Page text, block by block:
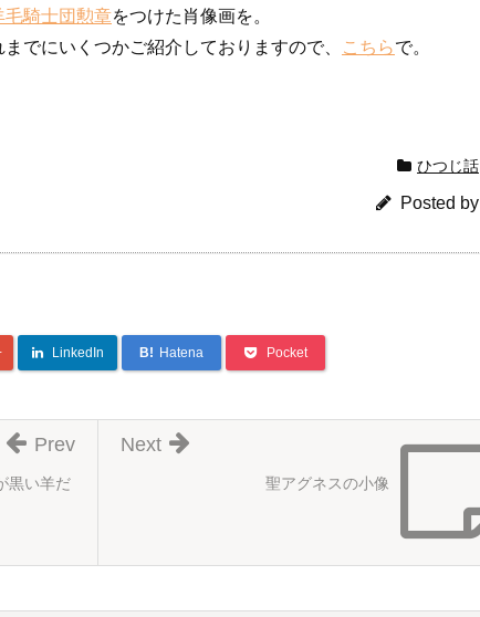
毛騎士団勲章をつけた肖像画を。
でにいくつかご紹介しておりますので、
こちらで。
ひつじ話
Posted by
LinkedIn B! Hatena Pocket
聖アグネスの小像
Next
黒い羊だ
Prev